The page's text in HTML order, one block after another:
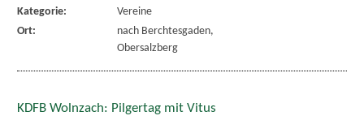
Kategorie:
Vereine
Ort:
nach Berchtesgaden,
Obersalzberg
KDFB Wolnzach: Pilgertag mit Vitus